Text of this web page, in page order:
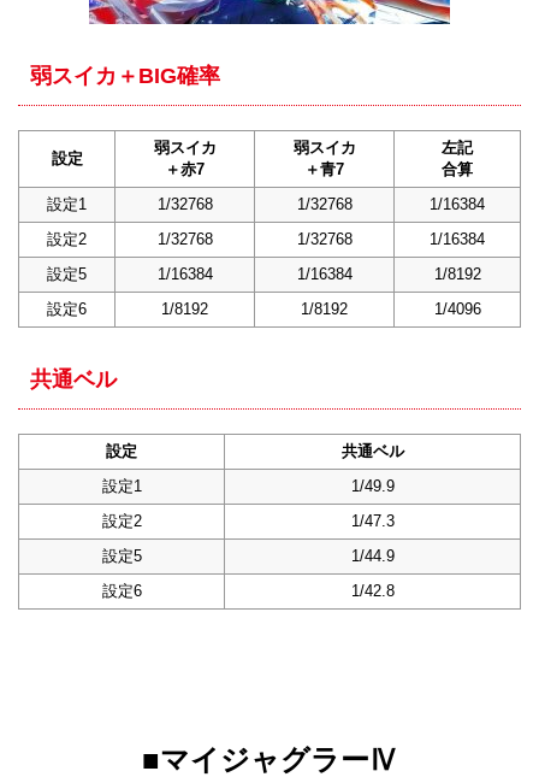
弱スイカ＋BIG確率
設定
弱スイカ
＋赤7
弱スイカ
＋青7
左記
合算
設定1
1/32768 1/32768
1/16384
設定2
1/32768 1/32768
1/16384
設定5
1/16384 1/16384
1/8192
設定6
1/8192 1/8192 1/4096
共通ベル
設定
共通ベル
設定1
1/49.9
設定2
1/47.3
設定5
1/44.9
設定6
1/42.8
■マイジャグラーⅣ